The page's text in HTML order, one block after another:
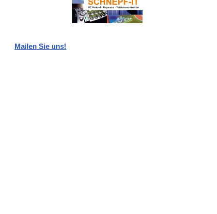
Mailen Sie uns!